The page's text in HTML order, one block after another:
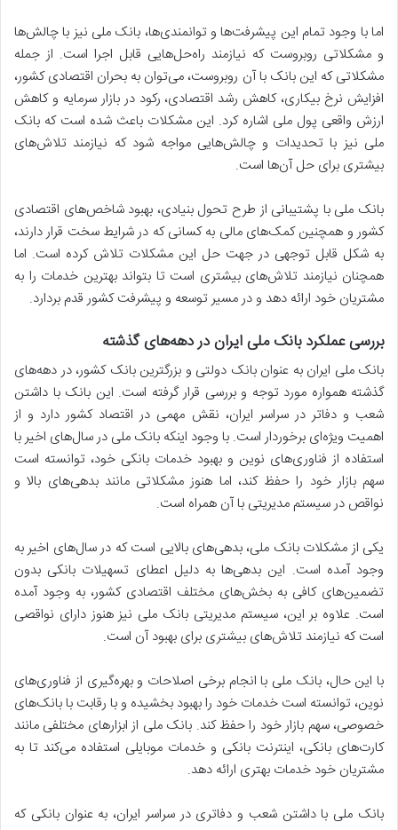
اما با وجود تمام این پیشرفت‌ها و توانمندی‌ها، بانک ملی نیز با چالش‌ها
و مشکلاتی روبروست که نیازمند راه‌حل‌هایی قابل اجرا است. از جمله
مشکلاتی که این بانک با آن روبروست، می‌توان به بحران اقتصادی کشور،
افزایش نرخ بیکاری، کاهش رشد اقتصادی، رکود در بازار سرمایه و کاهش
ارزش واقعی پول ملی اشاره کرد. این مشکلات باعث شده است که بانک
ملی نیز با تحدیدات و چالش‌هایی مواجه شود که نیازمند تلاش‌های
بیشتری برای حل آن‌ها است.
بانک ملی با پشتیبانی از طرح تحول بنیادی، بهبود شاخص‌های اقتصادی
کشور و همچنین کمک‌های مالی به کسانی که در شرایط سخت قرار دارند،
به شکل قابل توجهی در جهت حل این مشکلات تلاش کرده است. اما
همچنان نیازمند تلاش‌های بیشتری است تا بتواند بهترین خدمات را به
مشتریان خود ارائه دهد و در مسیر توسعه و پیشرفت کشور قدم بردارد.
بررسی عملکرد بانک ملی ایران در دهه‌های گذشته
بانک ملی ایران به عنوان بانک دولتی و بزرگترین بانک کشور، در دهه‌های
گذشته همواره مورد توجه و بررسی قرار گرفته است. این بانک با داشتن
شعب و دفاتر در سراسر ایران، نقش مهمی در اقتصاد کشور دارد و از
اهمیت ویژه‌ای برخوردار است. با وجود اینکه بانک ملی در سال‌های اخیر با
استفاده از فناوری‌های نوین و بهبود خدمات بانکی خود، توانسته است
سهم بازار خود را حفظ کند، اما هنوز مشکلاتی مانند بدهی‌های بالا و
نواقص در سیستم مدیریتی با آن همراه است.
یکی از مشکلات بانک ملی، بدهی‌های بالایی است که در سال‌های اخیر به
وجود آمده است. این بدهی‌ها به دلیل اعطای تسهیلات بانکی بدون
تضمین‌های کافی به بخش‌های مختلف اقتصادی کشور، به وجود آمده
است. علاوه بر این، سیستم مدیریتی بانک ملی نیز هنوز دارای نواقصی
است که نیازمند تلاش‌های بیشتری برای بهبود آن است.
با این حال، بانک ملی با انجام برخی اصلاحات و بهره‌گیری از فناوری‌های
نوین، توانسته است خدمات خود را بهبود بخشیده و با رقابت با بانک‌های
خصوصی، سهم بازار خود را حفظ کند. بانک ملی از ابزارهای مختلفی مانند
کارت‌های بانکی، اینترنت بانکی و خدمات موبایلی استفاده می‌کند تا به
مشتریان خود خدمات بهتری ارائه دهد.
بانک ملی با داشتن شعب و دفاتری در سراسر ایران، به عنوان بانکی که